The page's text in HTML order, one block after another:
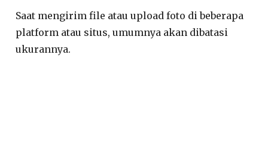
Saat mengirim file atau upload foto di beberapa
platform atau situs, umumnya akan dibatasi
ukurannya.